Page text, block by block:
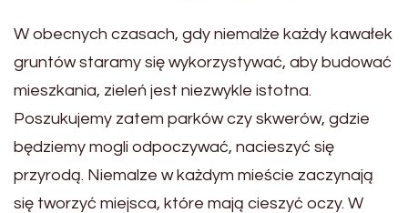
W obecnych czasach, gdy niemalże każdy kawałek
gruntów staramy się wykorzystywać, aby budować
mieszkania, zieleń jest niezwykle istotna.
Poszukujemy zatem parków czy skwerów, gdzie
będziemy mogli odpoczywać, nacieszyć się
przyrodą. Niemalze w każdym mieście zaczynają
się tworzyć miejsca, które mają cieszyć oczy. W